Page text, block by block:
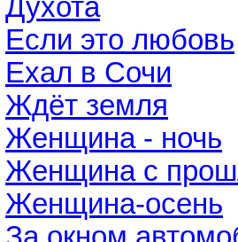
Духота
Если это любовь
Ехал в Сочи
Ждёт земля
Женщина - ночь
Женщина с
Женщина-осень